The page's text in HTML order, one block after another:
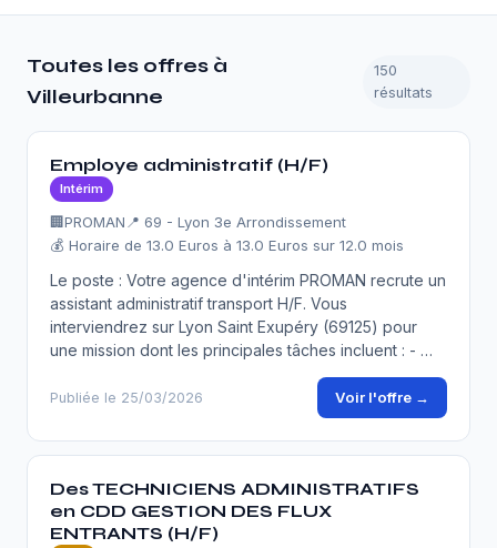
Toutes les offres à
Villeurbanne
150
résultats
Employe administratif (H/F)
Intérim
🏢PROMAN 📍 69 - Lyon 3e Arrondissement
💰 Horaire de 13.0 Euros à 13.0 Euros sur 12.0 mois
Le poste : Votre agence d'intérim PROMAN recrute un
assistant administratif transport H/F. Vous
interviendrez sur Lyon Saint Exupéry (69125) pour
une mission dont les principales tâches incluent : - …
Publiée le 25/03/2026 Voir l'offre →
Des TECHNICIENS ADMINISTRATIFS
en CDD GESTION DES FLUX
ENTRANTS (H/F)